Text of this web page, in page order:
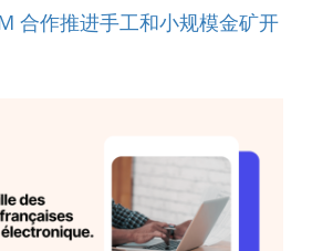
合作推进手工和小规模金矿开